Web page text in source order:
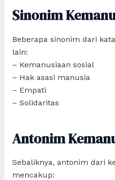
Sinonim
Beberapa sinonim dari
lain:
– Kemanusiaan sosial
– Hak asasi manusia
– Empati
– Solidaritas
Antonim
Sebaliknya, antonim dari
mencakup: